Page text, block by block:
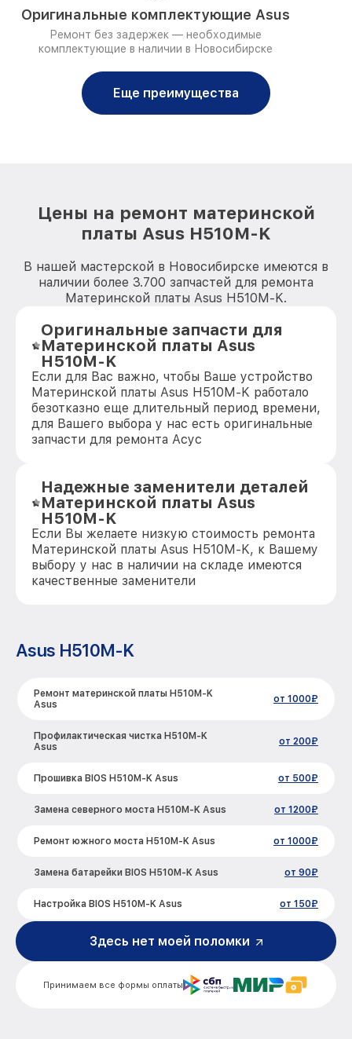
Оригинальные комплектующие Asus
Ремонт без задержек — необходимые
комплектующие в наличии в Новосибирске
Еще преимущества
Цены на ремонт материнской
платы Asus H510M-K
В нашей мастерской в Новосибирске имеются в
наличии более 3.700 запчастей для ремонта
Материнской платы Asus H510M-K.
Оригинальные запчасти для
Материнской платы Asus
H510M-K
Если для Вас важно, чтобы Ваше устройство
Материнской платы Asus H510M-K работало
безотказно еще длительный период времени,
для Вашего выбора у нас есть оригинальные
запчасти для ремонта Асус
Надежные заменители деталей
Материнской платы Asus
H510M-K
Если Вы желаете низкую стоимость ремонта
Материнской платы Asus H510M-K, к Вашему
выбору у нас в наличии на складе имеются
качественные заменители
Asus H510M-K
Ремонт материнской платы H510M-K
Asus
от 1000₽
Профилактическая чистка H510M-K
Asus
от 200₽
Прошивка BIOS H510M-K Asus от 500₽
Замена северного моста H510M-K Asus от 1200₽
Ремонт южного моста H510M-K Asus от 1000₽
Замена батарейки BIOS H510M-K Asus от 90₽
Настройка BIOS H510M-K Asus от 150₽
Принимаем все формы оплаты
Здесь нет моей поломки